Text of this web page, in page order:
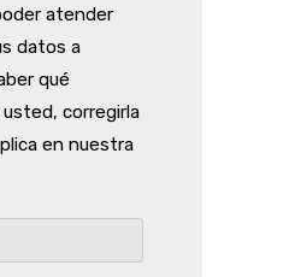
atender
datos a
qué
corregirla
en nuestra